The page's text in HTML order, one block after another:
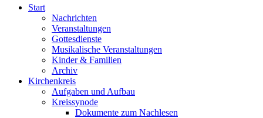
Start
Nachrichten
Veranstaltungen
Gottesdienste
Musikalische Veranstaltungen
Kinder & Familien
Archiv
Kirchenkreis
Aufgaben und Aufbau
Kreissynode
Dokumente zum Nachlesen